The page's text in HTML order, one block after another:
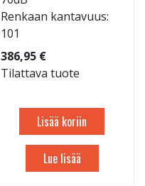
Renkaan kantavuus:
101
386,95 €
Tilattava tuote
Lisää koriin
Lue lisää